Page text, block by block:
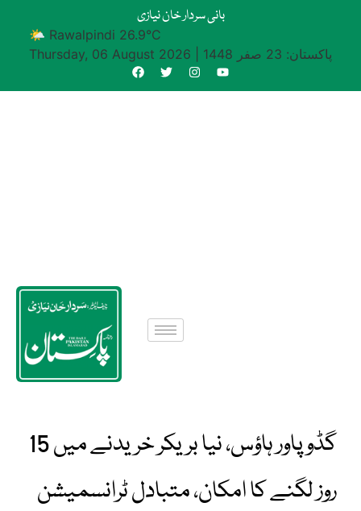
بانی سردار خان نیازی
🌤 Rawalpindi 26.9°C
Thursday, 06 August 2026
پاکستان: 23 صفر 1448
گڈو پاور ہاؤس، نیا بریکر خریدنے میں 15
روز لگنے کا امکان، متبادل ٹرانسمیشن